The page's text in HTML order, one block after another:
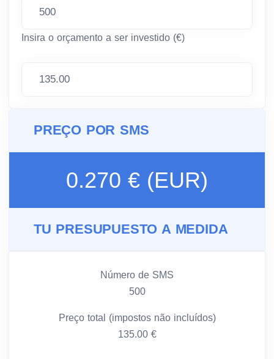
Insira o orçamento a ser investido (€)
PREÇO POR SMS
0.270 € (EUR)
TU PRESUPUESTO A MEDIDA
Número de SMS
500
Preço total (impostos não incluídos)
135.00 €